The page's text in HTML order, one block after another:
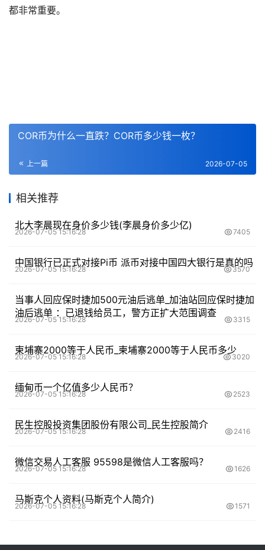
都非常重要。
COR币为什么一直跌？COR币多少钱一枚？
上一篇 2026-07-05
相关推荐
北大李晨现在身价多少钱(李晨身价多少亿)
2026-07-05 15:16:28 7405
中国银行已正式对接Pi币 派币对接中国四大银行是真的吗
2026-07-05 15:16:28 3570
当事人回应保时捷加500元油后逃单_加油站回应保时捷加
油后逃单 ：已退钱给员工，警方正扩大范围调查
2026-07-05 15:16:28 3315
柬埔寨2000等于人民币_柬埔寨2000等于人民币多少
2026-07-05 15:16:28 3020
缅甸币一个亿值多少人民币？
2026-07-05 15:16:28 2523
民生控股投资集团股份有限公司_民生控股简介
2026-07-05 15:16:28 2416
微信交易人工客服 95598是微信人工客服吗？
2026-07-05 15:16:28 1626
马斯克个人资料(马斯克个人简介)
2026-07-05 15:16:28 1571